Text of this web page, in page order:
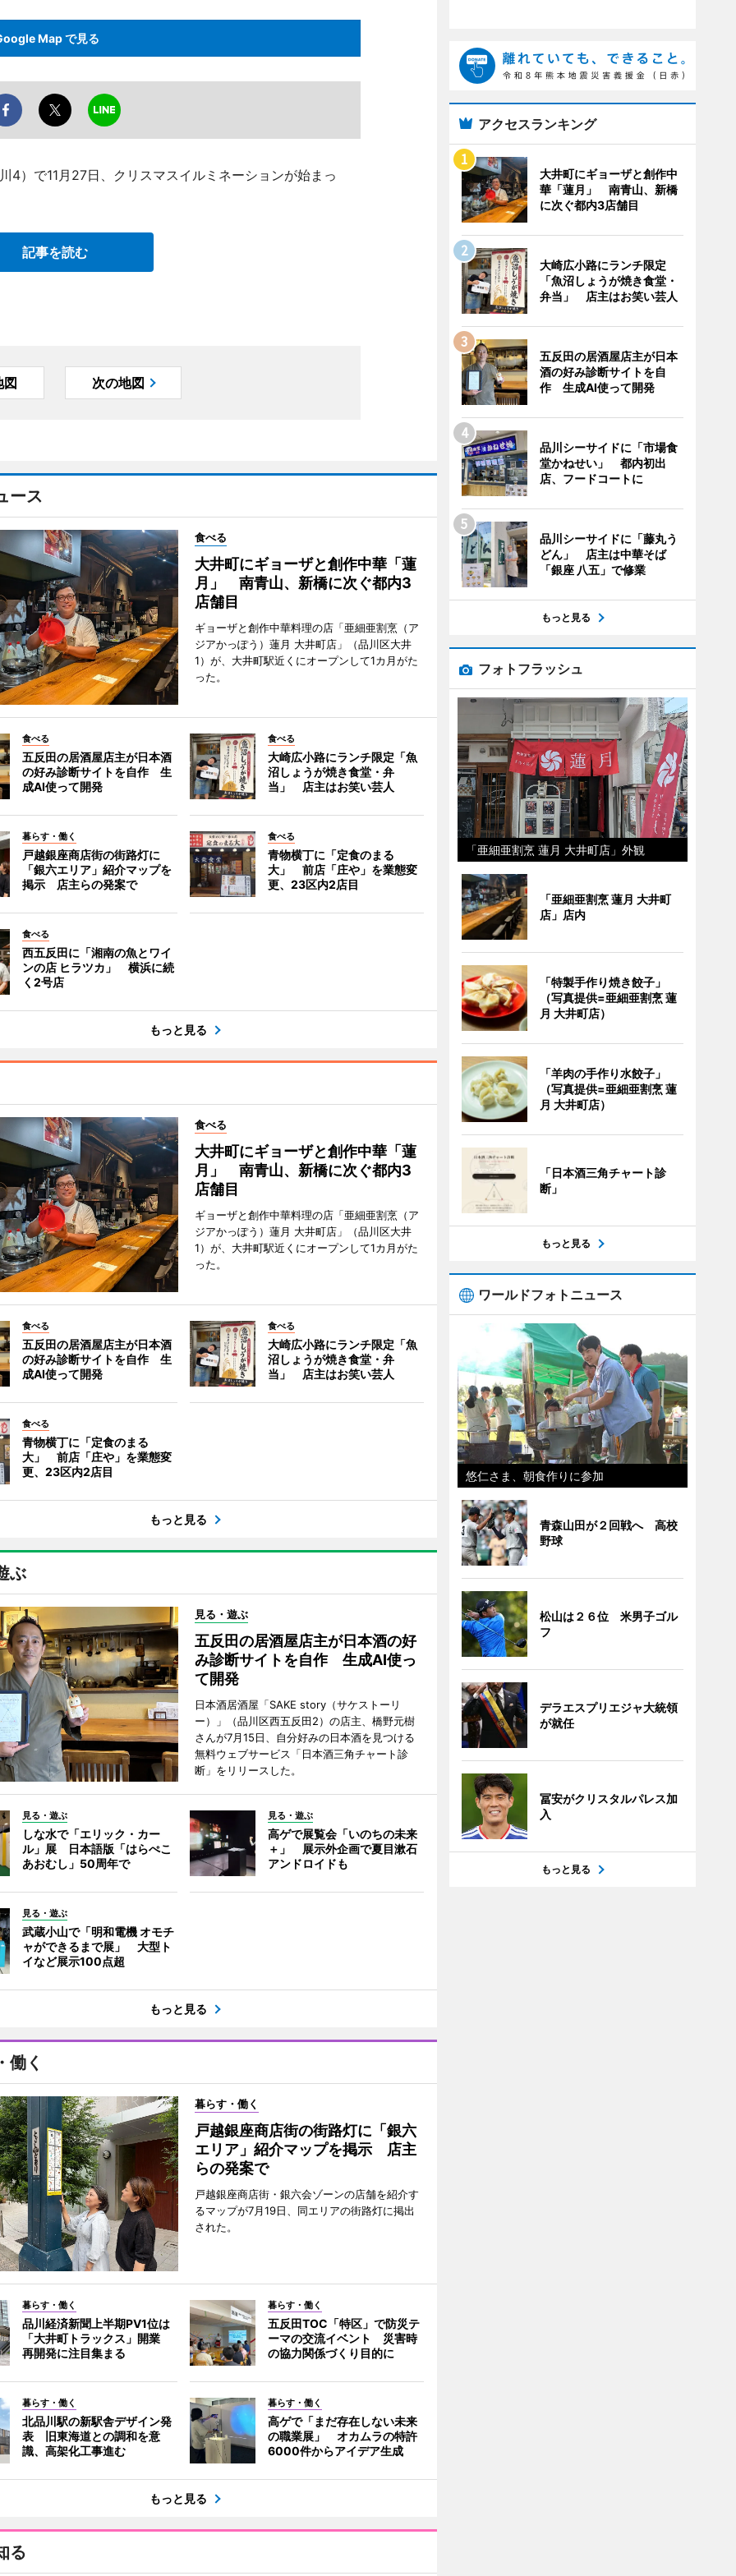
Map で見る
4）で11月27日、クリスマスイルミネーションが始まっ
記事を読む
図 次の地図
ース
食べる
大井町にギョーザと創作中華「蓮
月」 南青山、新橋に次ぐ都内3
店舗目
ギョーザと創作中華料理の店「亜細亜割烹（ア
ジアかっぽう）蓮月 大井町店」（品川区大井
1）が、大井町駅近くにオープンして1カ月がた
った。
食べる
五反田の居酒屋店主が日本酒
の好み診断サイトを自作 生
成AI使って開発
食べる
大崎広小路にランチ限定「魚
沼しょうが焼き食堂・弁
当」 店主はお笑い芸人
暮らす・働く
戸越銀座商店街の街路灯に
「銀六エリア」紹介マップを
掲示 店主らの発案で
食べる
青物横丁に「定食のまる
大」 前店「庄や」を業態変
更、23区内2店目
食べる
西五反田に「湘南の魚とワイ
ンの店 ヒラツカ」 横浜に続
く2号店
もっと見る
食べる
大井町にギョーザと創作中華「蓮
月」 南青山、新橋に次ぐ都内3
店舗目
ギョーザと創作中華料理の店「亜細亜割烹（ア
ジアかっぽう）蓮月 大井町店」（品川区大井
1）が、大井町駅近くにオープンして1カ月がた
った。
食べる
五反田の居酒屋店主が日本酒
の好み診断サイトを自作 生
成AI使って開発
食べる
大崎広小路にランチ限定「魚
沼しょうが焼き食堂・弁
当」 店主はお笑い芸人
食べる
青物横丁に「定食のまる
大」 前店「庄や」を業態変
更、23区内2店目
もっと見る
ぶ
見る・遊ぶ
五反田の居酒屋店主が日本酒の好
み診断サイトを自作 生成AI使っ
て開発
日本酒居酒屋「SAKE story（サケストーリ
ー）」（品川区西五反田2）の店主、橋野元樹
さんが7月15日、自分好みの日本酒を見つける
無料ウェブサービス「日本酒三角チャート診
断」をリリースした。
見る・遊ぶ
しな水で「エリック・カー
ル」展 日本語版「はらぺこ
あおむし」50周年で
見る・遊ぶ
高ゲで展覧会「いのちの未来
＋」 展示外企画で夏目漱石
アンドロイドも
見る・遊ぶ
武蔵小山で「明和電機 オモチ
ャができるまで展」 大型ト
イなど展示100点超
もっと見る
働く
暮らす・働く
戸越銀座商店街の街路灯に「銀六
エリア」紹介マップを掲示 店主
らの発案で
戸越銀座商店街・銀六会ゾーンの店舗を紹介す
るマップが7月19日、同エリアの街路灯に掲出
された。
暮らす・働く
品川経済新聞上半期PV1位は
「大井町トラックス」開業
再開発に注目集まる
暮らす・働く
五反田TOC「特区」で防災テ
ーマの交流イベント 災害時
の協力関係づくり目的に
暮らす・働く
北品川駅の新駅舎デザイン発
表 旧東海道との調和を意
識、高架化工事進む
暮らす・働く
高ゲで「まだ存在しない未来
の職業展」 オカムラの特許
6000件からアイデア生成
もっと見る
る
アクセスランキング
大井町にギョーザと創作中
華「蓮月」 南青山、新橋
に次ぐ都内3店舗目
大崎広小路にランチ限定
「魚沼しょうが焼き食堂・
弁当」 店主はお笑い芸人
五反田の居酒屋店主が日本
酒の好み診断サイトを自
作 生成AI使って開発
品川シーサイドに「市場食
堂かねせい」 都内初出
店、フードコートに
品川シーサイドに「藤丸う
どん」 店主は中華そば
「銀座 八五」で修業
もっと見る
フォトフラッシュ
「亜細亜割烹 蓮月 大井町店」外観
「亜細亜割烹 蓮月 大井町
店」店内
「特製手作り焼き餃子」
（写真提供=亜細亜割烹 蓮
月 大井町店）
「羊肉の手作り水餃子」
（写真提供=亜細亜割烹 蓮
月 大井町店）
「日本酒三角チャート診
断」
もっと見る
ワールドフォトニュース
悠仁さま、朝食作りに参加
青森山田が２回戦へ 高校
野球
松山は２６位 米男子ゴル
フ
デラエスプリエジャ大統領
が就任
冨安がクリスタルパレス加
入
もっと見る